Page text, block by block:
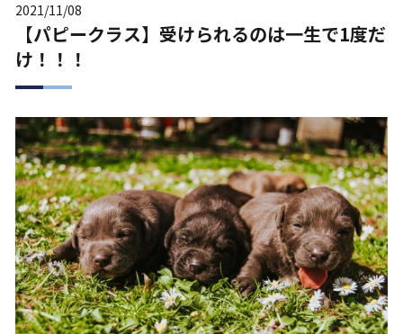
2021/11/08
【パピークラス】受けられるのは一生で1度だ
け！！！